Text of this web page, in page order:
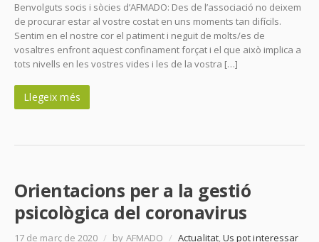
Benvolguts socis i sòcies d’AFMADO: Des de l’associació no deixem
de procurar estar al vostre costat en uns moments tan difícils.
Sentim en el nostre cor el patiment i neguit de molts/es de
vosaltres enfront aquest confinament forçat i el que això implica a
tots nivells en les vostres vides i les de la vostra […]
Llegeix més
Orientacions per a la gestió
psicològica del coronavirus
17 de març de 2020 / by AFMADO / Actualitat,Us pot interessar